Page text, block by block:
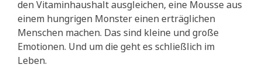
den Vitaminhaushalt ausgleichen, eine Mousse aus
einem hungrigen Monster einen erträglichen
Menschen machen. Das sind kleine und große
Emotionen. Und um die geht es schließlich im
Leben.